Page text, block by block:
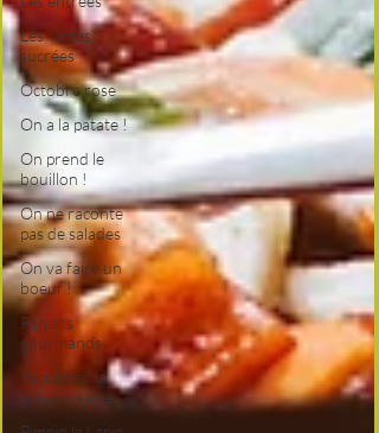
Les Tartes
sucrées
Octobre rose
On a la patate !
On prend le
bouillon !
On ne raconte
pas de salades
On va faire un
boeuf !
Paniers
gourmands
Papillotes, la
cuisson saine